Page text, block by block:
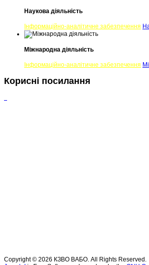
Наукова діяльність
Iнформаційно-аналітичне забезпечення
Міжнародна діяльність
Iнформаційно-аналітичне забезпечення
Корисні посилання
Copyright © 2026 КЗВО ВАБО. All Rights Reserved.